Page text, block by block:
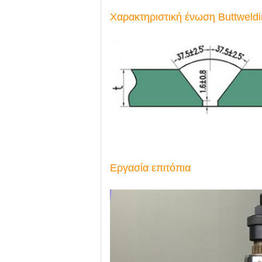
Χαρακτηριστική ένωση
Εργασία επιτόπια